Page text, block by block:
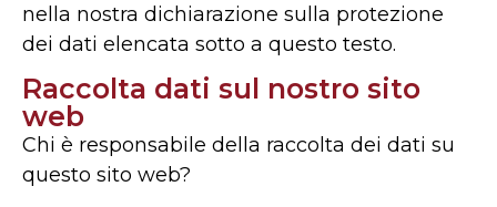
nella nostra dichiarazione sulla protezione
dei dati elencata sotto a questo testo.
Raccolta dati sul nostro sito
web
Chi è responsabile della raccolta dei dati su
questo sito web?